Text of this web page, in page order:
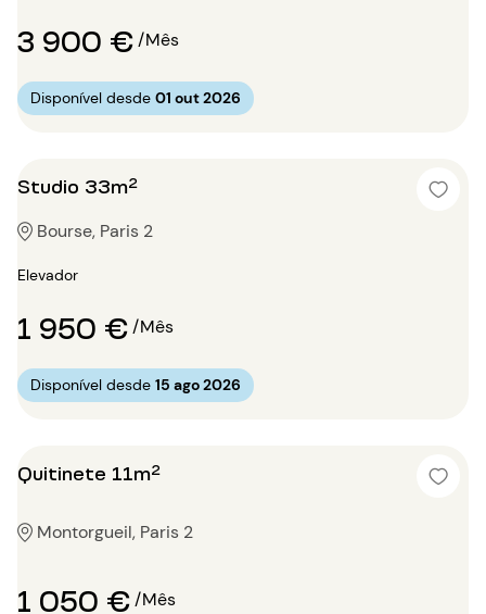
3 900 €/Mês
Disponível desde 01 out 2026
Studio 33m²
Bourse, Paris 2
Elevador
1 950 €/Mês
Disponível desde 15 ago 2026
Quitinete 11m²
Montorgueil, Paris 2
1 050 €/Mês